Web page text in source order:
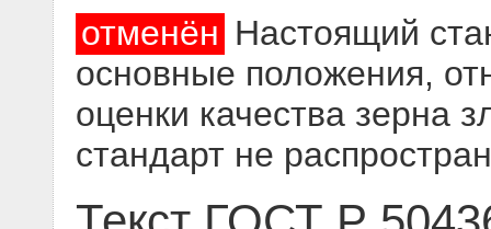
отменён Настоящий
основные положения,
оценки качества зерна
стандарт не